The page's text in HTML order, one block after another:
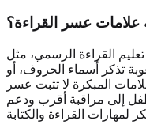
عسر القراءة؟
القراءة الرسمي، مثل
تذكر أسماء الحروف، أو
المبكرة لا تثبت عسر
إلى مراقبة أقرب ودعم